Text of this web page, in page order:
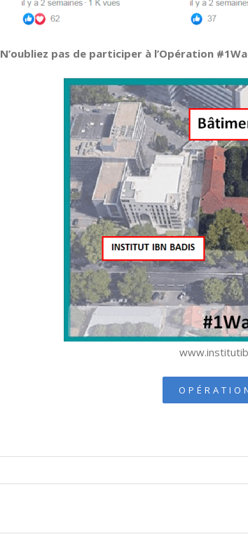
N’oubliez pas de participer à l’Opération